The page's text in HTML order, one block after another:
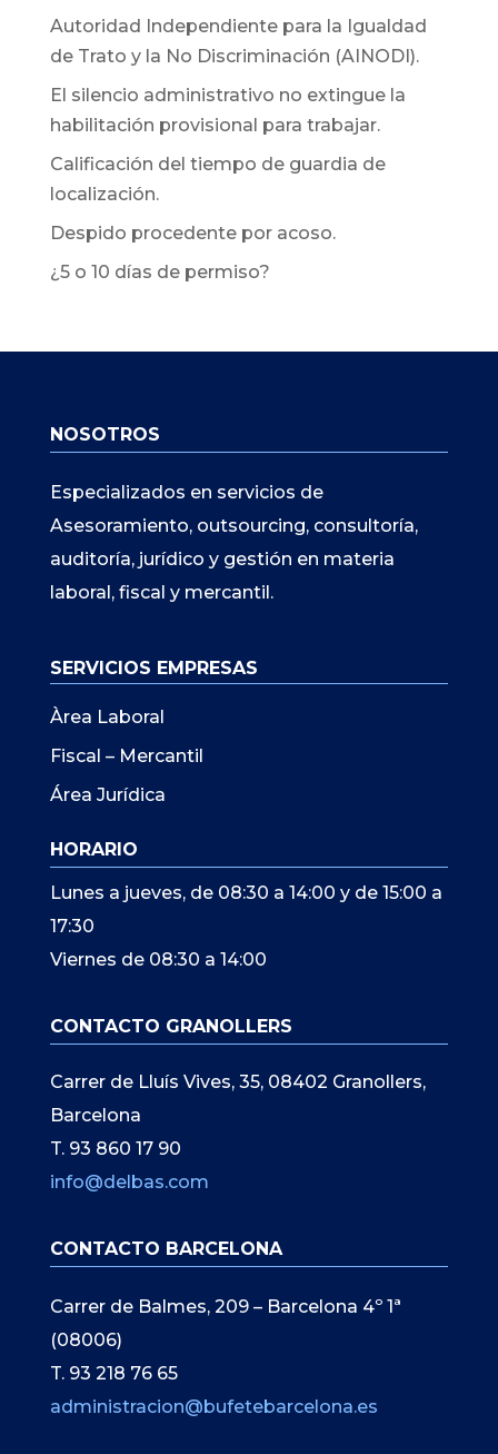
Autoridad Independiente para la Igualdad
de Trato y la No Discriminación (AINODI).
El silencio administrativo no extingue la
habilitación provisional para trabajar.
Calificación del tiempo de guardia de
localización.
Despido procedente por acoso.
¿5 o 10 días de permiso?
NOSOTROS
Especializados en servicios de
Asesoramiento, outsourcing, consultoría,
auditoría, jurídico y gestión en materia
laboral, fiscal y mercantil.
SERVICIOS EMPRESAS
Àrea Laboral
Fiscal – Mercantil
Área Jurídica
HORARIO
Lunes a jueves, de 08:30 a 14:00 y de 15:00 a
17:30
Viernes de 08:30 a 14:00
CONTACTO GRANOLLERS
Carrer de Lluís Vives, 35, 08402 Granollers,
Barcelona
T. 93 860 17 90
info@delbas.com
CONTACTO BARCELONA
Carrer de Balmes, 209 – Barcelona 4º 1ª
(08006)
T. 93 218 76 65
administracion@bufetebarcelona.es